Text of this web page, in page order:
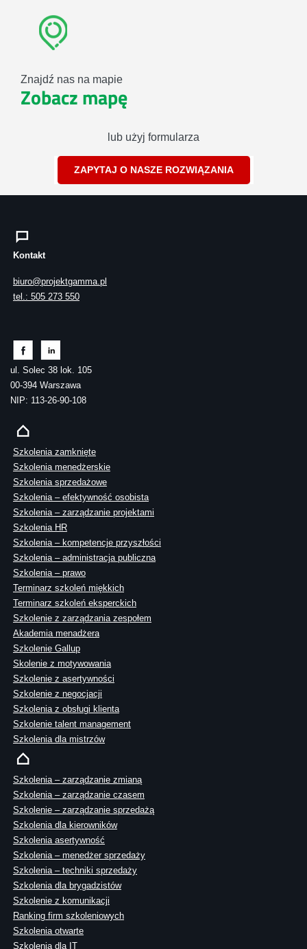
Znajdź nas na mapie
Zobacz mapę
lub użyj formularza
ZAPYTAJ O NASZE ROZWIĄZANIA
Kontakt
biuro@projektgamma.pl
tel.: 505 273 550
ul. Solec 38 lok. 105
00-394 Warszawa
NIP: 113-26-90-108
Szkolenia zamknięte
Szkolenia menedżerskie
Szkolenia sprzedażowe
Szkolenia – efektywność osobista
Szkolenia – zarządzanie projektami
Szkolenia HR
Szkolenia – kompetencje przyszłości
Szkolenia – administracja publiczna
Szkolenia – prawo
Terminarz szkoleń miękkich
Terminarz szkoleń eksperckich
Szkolenie z zarządzania zespołem
Akademia menadżera
Szkolenie Gallup
Skolenie z motywowania
Szkolenie z asertywności
Szkolenie z negocjacji
Szkolenia z obsługi klienta
Szkolenie talent management
Szkolenia dla mistrzów
Szkolenia – zarządzanie zmianą
Szkolenia – zarządzanie czasem
Szkolenie – zarządzanie sprzedażą
Szkolenia dla kierowników
Szkolenia asertywność
Szkolenia – menedżer sprzedaży
Szkolenia – techniki sprzedaży
Szkolenia dla brygadzistów
Szkolenie z komunikacji
Ranking firm szkoleniowych
Szkolenia otwarte
Szkolenia dla IT